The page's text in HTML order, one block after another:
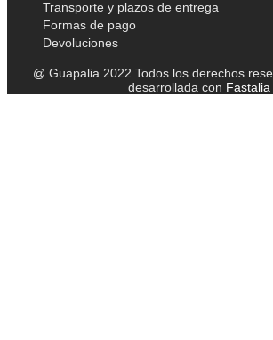
Transporte y plazos de entrega
Formas de pago
Devoluciones
@ Guapalia 2022 Todos los derechos
desarrollada con Fastalia